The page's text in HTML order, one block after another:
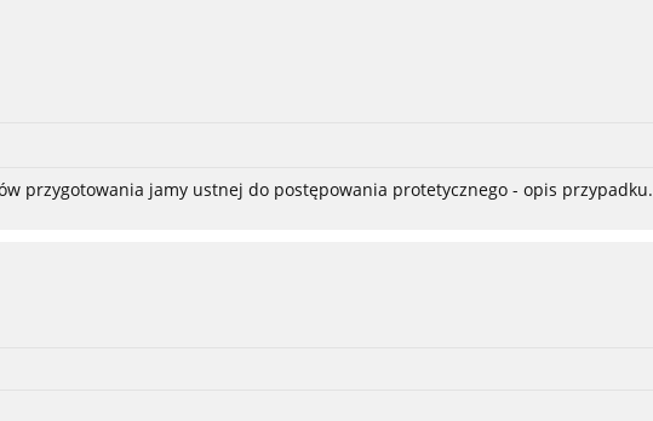
przygotowania jamy ustnej do postępowania protetycznego - opis przypadku.